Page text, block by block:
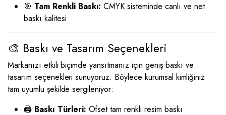
🎯 Tam Renkli Baskı: CMYK sisteminde canlı ve net
baskı kalitesi
🎨 Baskı ve Tasarım Seçenekleri
Markanızı etkili biçimde yansıtmanız için geniş baskı ve
tasarım seçenekleri sunuyoruz. Böylece kurumsal kimliğiniz
tam uyumlu şekilde sergileniyor:
🖨️ Baskı Türleri: Ofset tam renkli resim baskı